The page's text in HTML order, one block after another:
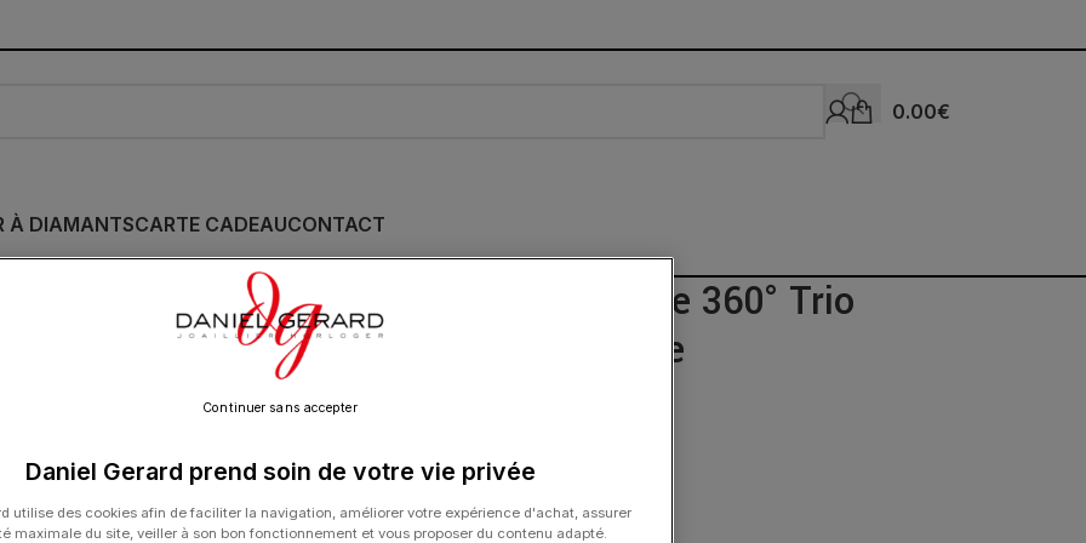
0.00€
À DIAMANTSCARTE CADEAUCONTACT
Collier La Brune & La Blonde 360° Trio
Diamants 0.40 carat or rose
2 750.00€
Daniel Gerard prend soin de votre vie privée
utilise des cookies afin de faciliter la navigation, améliorer votre expérience d'achat, assurer
maximale du site, veiller à son bon fonctionnement et vous proposer du contenu adapté.
Continuer sans accepter